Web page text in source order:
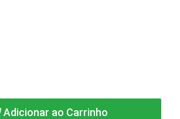
Adicionar ao Carrinho